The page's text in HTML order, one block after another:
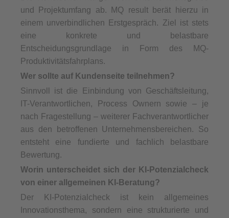
und Projektumfang ab. MQ result berät hierzu in
einem unverbindlichen Erstgespräch. Ziel ist stets
eine konkrete und belastbare
Entscheidungsgrundlage in Form des MQ-
Produktivitätsfahrplans.
Wer sollte auf Kundenseite teilnehmen?
Sinnvoll ist die Einbindung von Geschäftsleitung,
IT-Verantwortlichen, Process Ownern sowie – je
nach Fragestellung – weiterer Fachverantwortlicher
aus den betroffenen Unternehmensbereichen. So
entsteht eine fundierte und fachlich belastbare
Bewertung.
Worin unterscheidet sich der KI-Potenzialcheck
von einer allgemeinen KI-Beratung?
Der KI-Potenzialcheck ist kein allgemeines
Innovationsthema, sondern eine strukturierte und